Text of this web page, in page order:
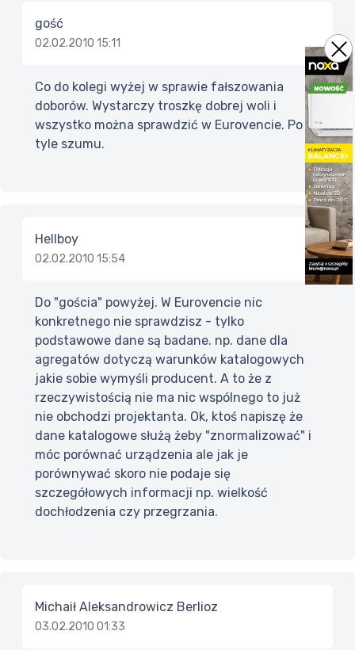
gość
02.02.2010 15:11
Co do kolegi wyżej w sprawie fałszowania
doborów. Wystarczy troszkę dobrej woli i
wszystko można sprawdzić w Eurovencie. Po co
tyle szumu.
Hellboy
02.02.2010 15:54
Do "gościa" powyżej. W Eurovencie nic
konkretnego nie sprawdzisz - tylko
podstawowe dane są badane. np. dane dla
agregatów dotyczą warunków katalogowych
jakie sobie wymyśli producent. A to że z
rzeczywistością nie ma nic wspólnego to już
nie obchodzi projektanta. Ok, ktoś napiszę że
dane katalogowe służą żeby "znormalizować" i
móc porównać urządzenia ale jak je
porównywać skoro nie podaje się
szczegółowych informacji np. wielkość
dochłodzenia czy przegrzania.
Michaił Aleksandrowicz Berlioz
03.02.2010 01:33